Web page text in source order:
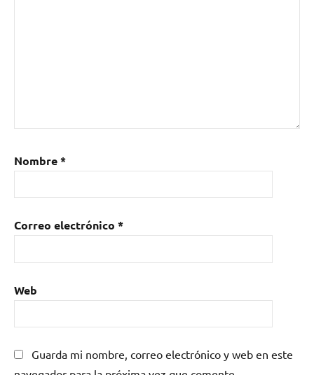
Nombre*
Correo electrónico *
Web
Guarda mi nombre, correo electrónico y web en este